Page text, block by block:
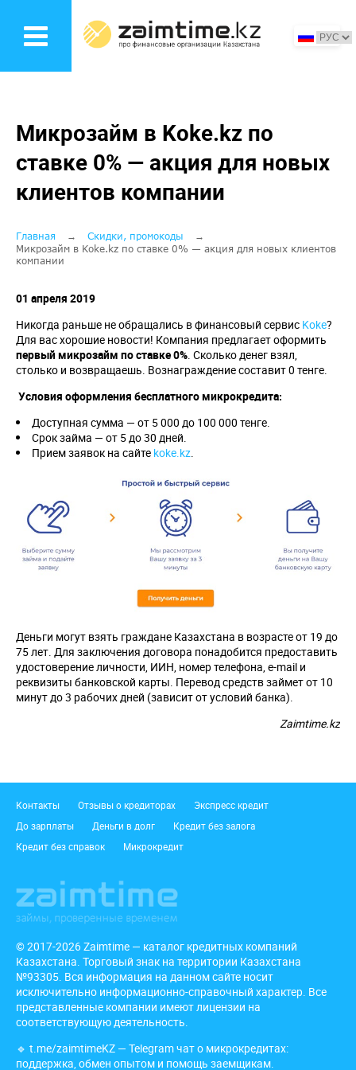
основному
Микрозайм в Koke.kz по
ставке 0% — акция для новых
клиентов компании
Строка
навигации
Главная
Скидки, промокоды
Микрозайм в Koke.kz по ставке 0% — акция для новых клиентов
компании
01 апреля 2019
Никогда раньше не обращались в финансовый сервис Koke?
Для вас хорошие новости! Компания предлагает оформить
первый микрозайм по ставке 0%. Сколько денег взял,
столько и возвращаешь. Вознаграждение составит 0 тенге.
Условия оформления бесплатного микрокредита:
Доступная сумма — от 5 000 до 100 000 тенге.
Срок займа — от 5 до 30 дней.
Прием заявок на сайте koke.kz.
Деньги могут взять граждане Казахстана в возрасте от 19 до
75 лет. Для заключения договора понадобится предоставить
удостоверение личности, ИИН, номер телефона, e-mail и
реквизиты банковской карты. Перевод средств займет от 10
минут до 3 рабочих дней (зависит от условий банка).
Zaimtime.kz
Подвал
Контакты Отзывы о кредиторах
Экспресс кредит
До зарплаты
Деньги в долг
Кредит без залога
Кредит без справок
Микрокредит
© 2017-2026 Zaimtime — каталог кредитных компаний
Казахстана. Торговый знак на территории Казахстана
№93305. Вся информация на данном сайте носит
исключительно информационно-справочный характер. Все
представленные компании имеют лицензии на
соответствующую деятельность.
🔹 t.me/zaimtimeKZ — Telegram чат о микрокредитах:
поддержка, обмен опытом и помощь заемщикам.